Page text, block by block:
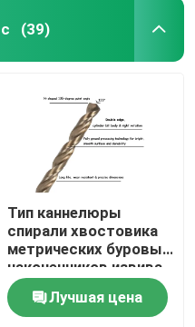
(39)
Тип каннелюры
спирали хвостовика
метрических буровых
наконечников извива
ХСС стали кобальта
М35 прямой
Лучшая цена